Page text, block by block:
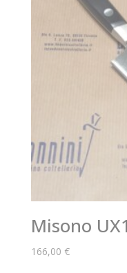
Misono
166,00 €